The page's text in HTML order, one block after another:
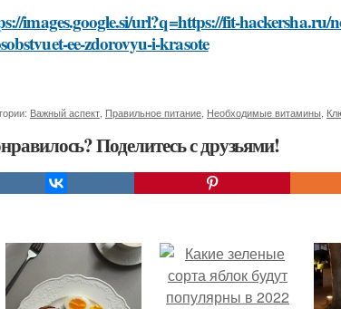
images.google.si/url?q=https://fit-
ee-zdorovyu-i-krasote
Важный аспект Правильное питание Необходимые витамины
Поделитесь с друзьями!